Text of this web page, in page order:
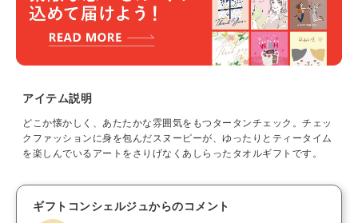
アイテム説明
どこか懐かしく、あたたかな雰囲気をもつタータンチェック。チェッ
クファッションに身を包んだスヌーピーが、ゆったりとティータイム
を楽しんでいるアートをさりげなくあしらったタオルギフトです。
ギフトコンシェルジュからのコメント